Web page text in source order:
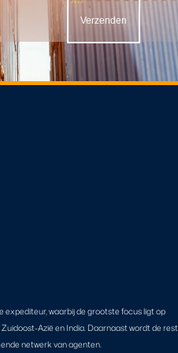
Verzenden
waarbij de grootste focus ligt op
Azië en India. Daarnaast wordt de rest
netwerk van agenten.